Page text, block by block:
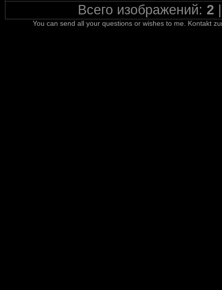
Всего изображений: 2
You can send all your questions or wishes to me. Kontakt